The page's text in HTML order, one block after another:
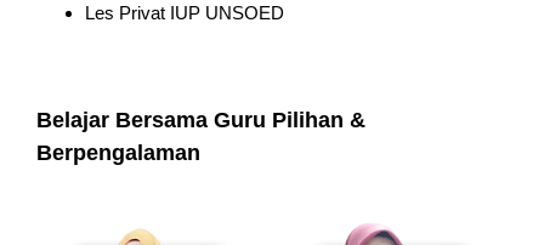
Les Privat IUP UNSOED
Belajar Bersama Guru Pilihan &
Berpengalaman